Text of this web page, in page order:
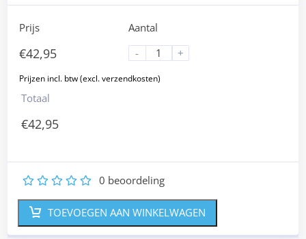
Prijs
€42,95
Aantal
-
+
Totaal
€42,95
5
4
3
2 0 beoordeling
TOEVOEGEN AAN WINKELWAGEN